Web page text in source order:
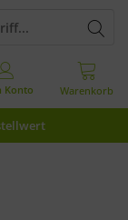
Warenkorb
Konto